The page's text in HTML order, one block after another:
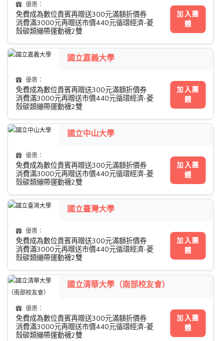
優惠：
免費成為數位貴賓再贈送300元滿額折價券
消費滿3000元再贈送市價440元循環經濟-菱
殼碳類繃帶運動襪2雙
加入團
體
國立嘉義大學
優惠：
免費成為數位貴賓再贈送300元滿額折價券
消費滿3000元再贈送市價440元循環經濟-菱
殼碳類繃帶運動襪2雙
加入團
體
國立中山大學
優惠：
免費成為數位貴賓再贈送300元滿額折價券
消費滿3000元再贈送市價440元循環經濟-菱
殼碳類繃帶運動襪2雙
加入團
體
國立臺灣大學
優惠：
免費成為數位貴賓再贈送300元滿額折價券
消費滿3000元再贈送市價440元循環經濟-菱
殼碳類繃帶運動襪2雙
加入團
體
國立清華大學（南部校友會）
優惠：
免費成為數位貴賓再贈送300元滿額折價券
消費滿3000元再贈送市價440元循環經濟-菱
殼碳類繃帶運動襪2雙
加入團
體